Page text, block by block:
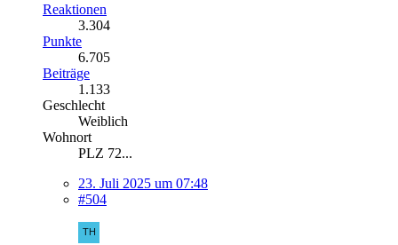
Reaktionen
3.304
Punkte
6.705
Beiträge
1.133
Geschlecht
Weiblich
Wohnort
PLZ 72...
23. Juli 2025 um 07:48
#504